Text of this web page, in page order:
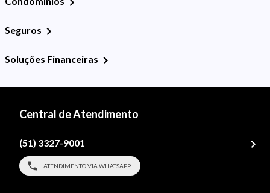
Seguros
Soluções Financeiras
Central de Atendimento
(51) 3327-9001
ATENDIMENTO VIA WHATSAPP